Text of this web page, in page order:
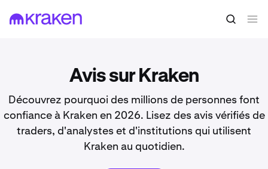
Avis sur Kraken
Découvrez pourquoi des millions de personnes font
confiance à Kraken en 2026. Lisez des avis vérifiés de
traders, d'analystes et d'institutions qui utilisent
Kraken au quotidien.